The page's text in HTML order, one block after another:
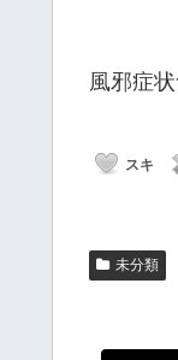
風邪症
スキ
未分類